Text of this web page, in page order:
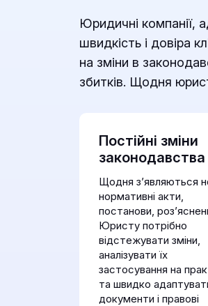
Юридичні компанії,
швидкість і довіра
на зміни в
збитків. Щодня
Постійні зміни
законодавства
Щодня з’являються
нормативні акти,
постанови,
Юристу потрібно
відстежувати зміни,
аналізувати їх
застосування на
та швидко
документи і правові